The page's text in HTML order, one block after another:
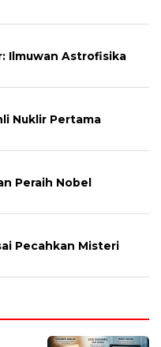
Ilmuwan Astrofisika
Nuklir Pertama
Peraih Nobel
Pecahkan Misteri